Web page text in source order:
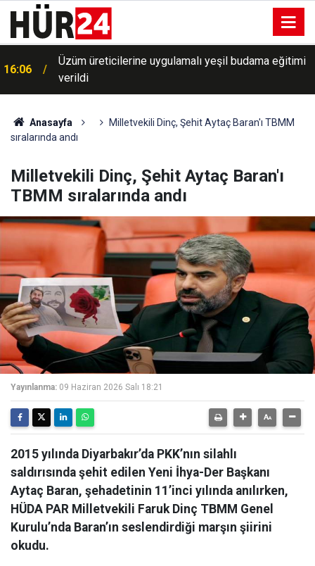
16:06
Üzüm üreticilerine uygulamalı yeşil budama eğitimi
verildi
Anasayfa
Milletvekili Dinç, Şehit Aytaç Baran'ı TBMM
sıralarında andı
Milletvekili Dinç, Şehit Aytaç Baran'ı
TBMM sıralarında andı
Yayınlanma: 09 Haziran 2026 Salı 18:21
2015 yılında Diyarbakır’da PKK’nın silahlı
saldırısında şehit edilen Yeni İhya-Der Başkanı
Aytaç Baran, şehadetinin 11’inci yılında anılırken,
HÜDA PAR Milletvekili Faruk Dinç TBMM Genel
Kurulu’nda Baran’ın seslendirdiği marşın şiirini
okudu.